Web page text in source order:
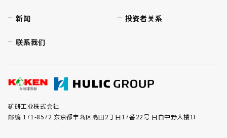
新闻
联系我们
投资者关系
矿研工业株式会社
邮编 171-8572 东京都丰岛区高田2丁目17番22号 目白中野大楼1F